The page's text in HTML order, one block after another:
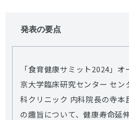
発表の要点
「食育健康サミット2024」
京大学臨床研究センター セ
科クリニック 内科院長の寺本
の趣旨について、健康寿命延